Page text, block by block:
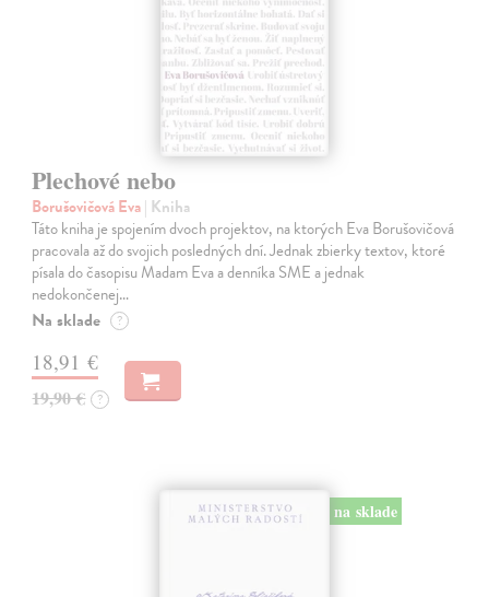
Plechové nebo
Borušovičová Eva| Kniha
Táto kniha je spojením dvoch projektov, na ktorých Eva Borušovičová
pracovala až do svojich posledných dní. Jednak zbierky textov, ktoré
písala do časopisu Madam Eva a denníka SME a jednak
nedokončenej…
Na sklade ?
18,91 €
19,90 € ?
na sklade